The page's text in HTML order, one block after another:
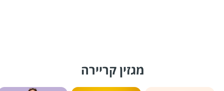
מגזין קריירה